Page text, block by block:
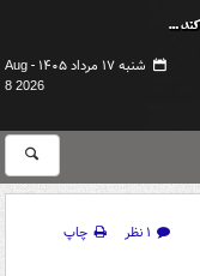
شنبه ۱۷ مرداد ۱۴۰۵ -
Aug
8 2026
۱ نظر
چاپ